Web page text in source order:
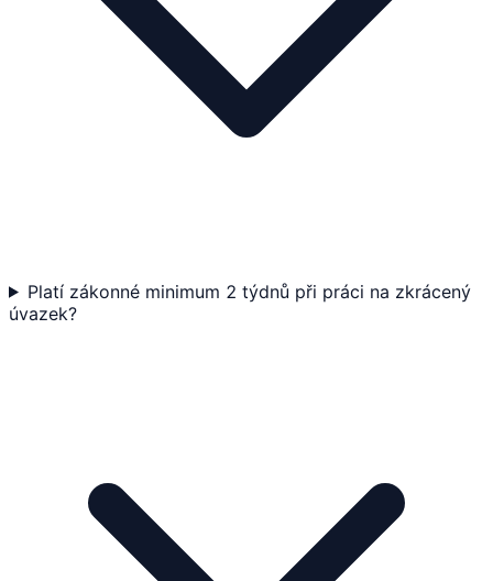
Platí zákonné minimum 2 týdnů při práci na zkrácený
úvazek?